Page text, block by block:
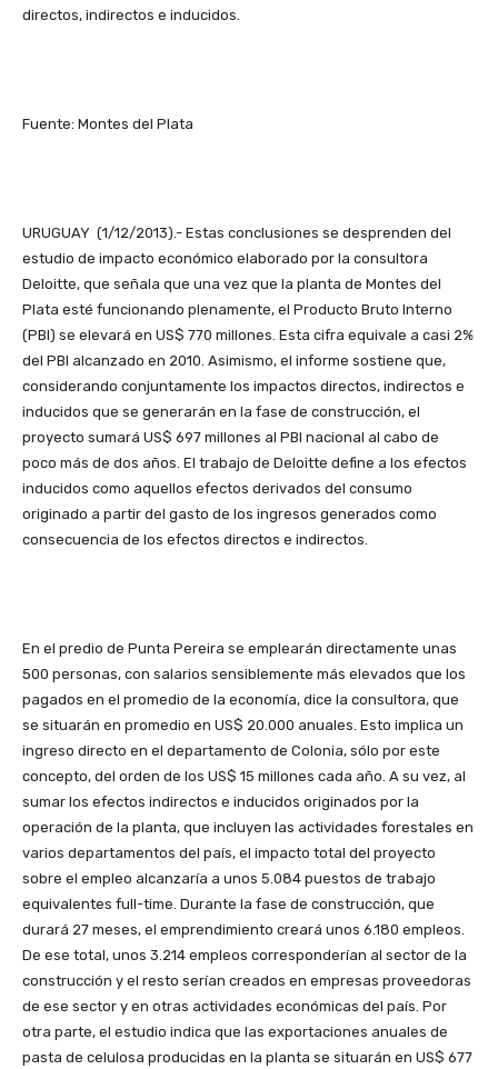
directos, indirectos e inducidos.
Fuente: Montes del Plata
URUGUAY (1/12/2013).- Estas conclusiones se desprenden del
estudio de impacto económico elaborado por la consultora
Deloitte, que señala que una vez que la planta de Montes del
Plata esté funcionando plenamente, el Producto Bruto Interno
(PBI) se elevará en US$ 770 millones. Esta cifra equivale a casi 2%
del PBI alcanzado en 2010. Asimismo, el informe sostiene que,
considerando conjuntamente los impactos directos, indirectos e
inducidos que se generarán en la fase de construcción, el
proyecto sumará US$ 697 millones al PBI nacional al cabo de
poco más de dos años. El trabajo de Deloitte define a los efectos
inducidos como aquellos efectos derivados del consumo
originado a partir del gasto de los ingresos generados como
consecuencia de los efectos directos e indirectos.
En el predio de Punta Pereira se emplearán directamente unas
500 personas, con salarios sensiblemente más elevados que los
pagados en el promedio de la economía, dice la consultora, que
se situarán en promedio en US$ 20.000 anuales. Esto implica un
ingreso directo en el departamento de Colonia, sólo por este
concepto, del orden de los US$ 15 millones cada año. A su vez, al
sumar los efectos indirectos e inducidos originados por la
operación de la planta, que incluyen las actividades forestales en
varios departamentos del país, el impacto total del proyecto
sobre el empleo alcanzaría a unos 5.084 puestos de trabajo
equivalentes full-time. Durante la fase de construcción, que
durará 27 meses, el emprendimiento creará unos 6.180 empleos.
De ese total, unos 3.214 empleos corresponderían al sector de la
construcción y el resto serían creados en empresas proveedoras
de ese sector y en otras actividades económicas del país. Por
otra parte, el estudio indica que las exportaciones anuales de
pasta de celulosa producidas en la planta se situarán en US$ 677